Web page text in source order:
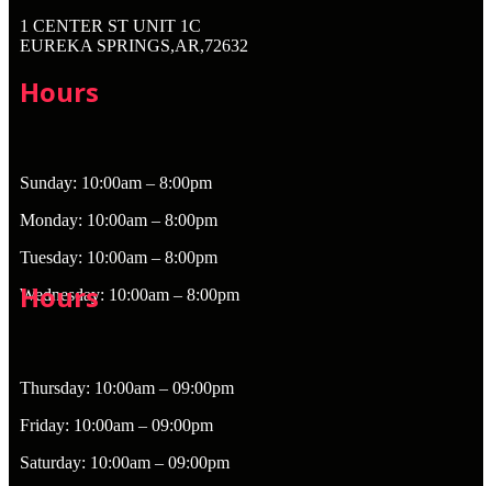
1 CENTER ST UNIT 1C
EUREKA SPRINGS,AR,72632
Hours
Sunday: 10:00am – 8:00pm
Monday: 10:00am – 8:00pm
Tuesday: 10:00am – 8:00pm
Wednesday: 10:00am – 8:00pm
Hours
Thursday: 10:00am – 09:00pm
Friday: 10:00am – 09:00pm
Saturday: 10:00am – 09:00pm